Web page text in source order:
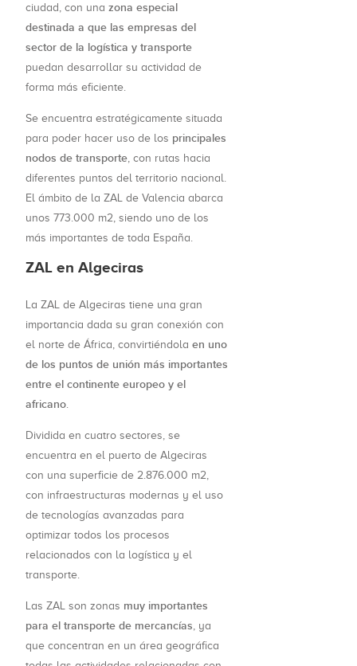
ciudad, con una zona especial
destinada a que las empresas del
sector de la logística y transporte
puedan desarrollar su actividad de
forma más eficiente.
Se encuentra estratégicamente situada
para poder hacer uso de los principales
nodos de transporte, con rutas hacia
diferentes puntos del territorio nacional.
El ámbito de la ZAL de Valencia abarca
unos 773.000 m2, siendo uno de los
más importantes de toda España.
ZAL en Algeciras
La ZAL de Algeciras tiene una gran
importancia dada su gran conexión con
el norte de África, convirtiéndola en uno
de los puntos de unión más importantes
entre el continente europeo y el
africano.
Dividida en cuatro sectores, se
encuentra en el puerto de Algeciras
con una superficie de 2.876.000 m2,
con infraestructuras modernas y el uso
de tecnologías avanzadas para
optimizar todos los procesos
relacionados con la logística y el
transporte.
Las ZAL son zonas muy importantes
para el transporte de mercancías, ya
que concentran en un área geográfica